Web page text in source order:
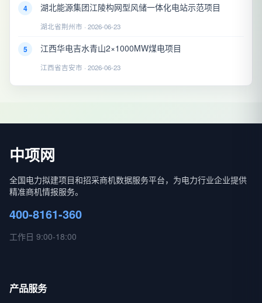
4 湖北能源集团江陵构网型风储一体化电站示范项目
湖北省荆州市 · 2026-06-23
5 江西华电吉水青山2×1000MW煤电项目
江西省吉安市 · 2026-06-23
中项网
全国电力拟建项目和招采商机数据服务平台，为电力行业企业提供
精准商机情报服务。
400-8161-360
工作日 9:00-18:00
产品服务